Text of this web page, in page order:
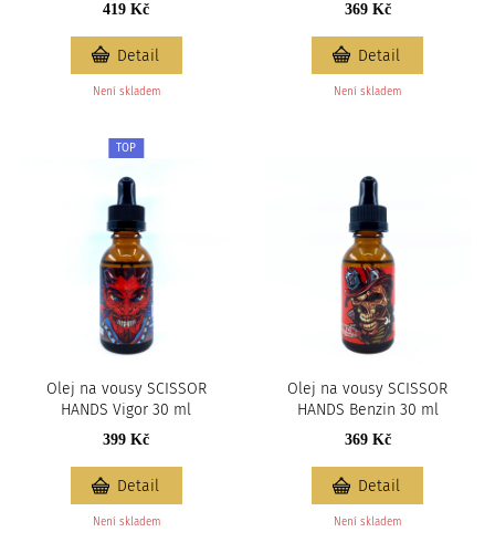
419 Kč
Není skladem
Detail
369 Kč
Není skladem
Detail
Olej na vousy SCISSOR
HANDS Vigor 30 ml
TOP
399 Kč
Není skladem
Detail
Olej na vousy SCISSOR
HANDS Benzin 30 ml
369 Kč
Není skladem
Detail